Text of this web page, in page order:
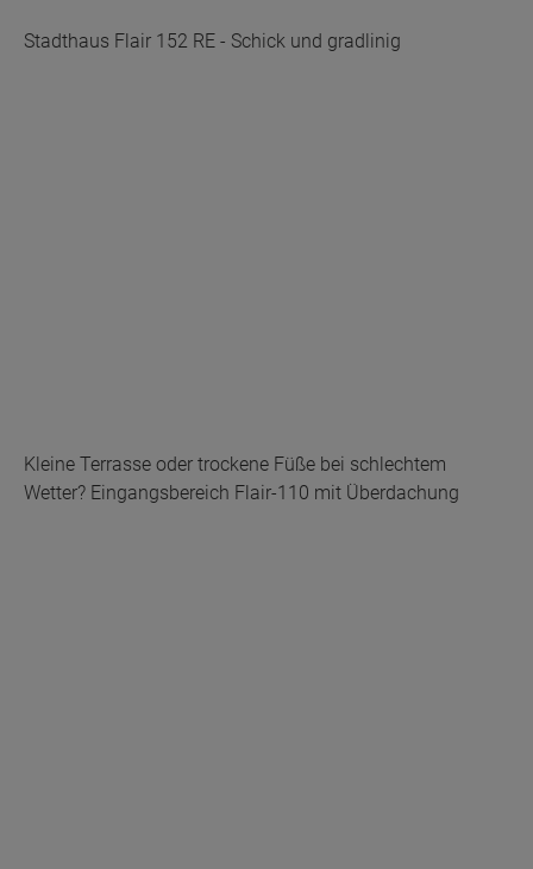
Stadthaus Flair 152 RE - Schick und gradlinig
Kleine Terrasse oder trockene Füße bei schlechtem
Wetter? Eingangsbereich Flair-110 mit Überdachung